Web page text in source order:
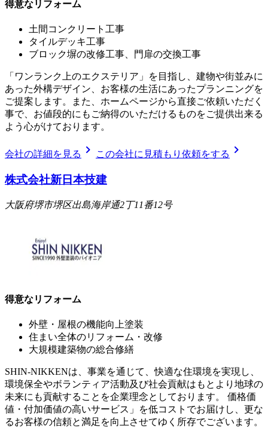
得意なリフォーム
土間コンクリート工事
タイルデッキ工事
ブロック塀の改修工事、門扉の交換工事
「ワンランク上のエクステリア」を目指し、建物や街並みに
あった外構デザイン、お客様の生活にあったプランニングを
ご提案します。また、ホームページから直接ご依頼いただく
事で、お値段的にもご納得のいただけるものをご提供出来る
よう心がけております。
会社の詳細を見る chevron_right この会社に見積もり依頼をする chevron_right
株式会社新日本技建
大阪府堺市堺区出島海岸通2丁11番12号
得意なリフォーム
外壁・屋根の機能向上塗装
住まい全体のリフォーム・改修
大規模建築物の総合修繕
SHIN-NIKKENは、事業を通じて、快適な住環境を実現し、
環境保全やボランティア活動及び社会貢献はもとより地球の
未来にも貢献することを企業理念としております。 価格価
値・付加価値の高いサービス」を低コストでお届けし、更な
るお客様の信頼と満足を向上させてゆく所存でございます。